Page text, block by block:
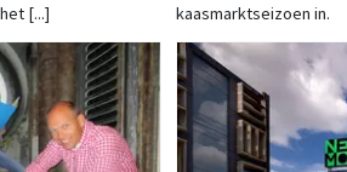
[...]
kaasmarktseizoen in.